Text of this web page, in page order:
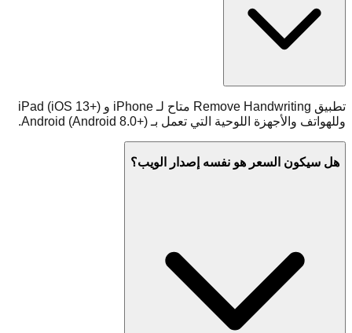
تطبيق Remove Handwriting متاح لـ iPhone و iPad (iOS 13+)
وللهواتف والأجهزة اللوحية التي تعمل بـ Android (Android 8.0+).
هل سيكون السعر هو نفسه إصدار الويب؟